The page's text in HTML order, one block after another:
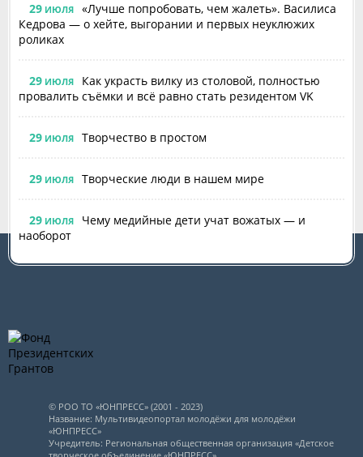
29 ИЮЛЯ
«Лучше попробовать, чем жалеть». Василиса
Кедрова — о хейте, выгорании и первых неуклюжих
роликах
29 ИЮЛЯ
Как украсть вилку из столовой, полностью
провалить съёмки и всё равно стать резидентом VK
29 ИЮЛЯ Творчество в простом
29 ИЮЛЯ Творческие люди в нашем мире
29 ИЮЛЯ
Чему медийные дети учат вожатых — и
наоборот
© РОО ТО «ЮНПРЕСС» (2001 - 2023)
Название: Мультивидеопортал молодёжи для молодёжи
«ЮНПРЕСС»
Учредитель: Региональная общественная организация «Детское